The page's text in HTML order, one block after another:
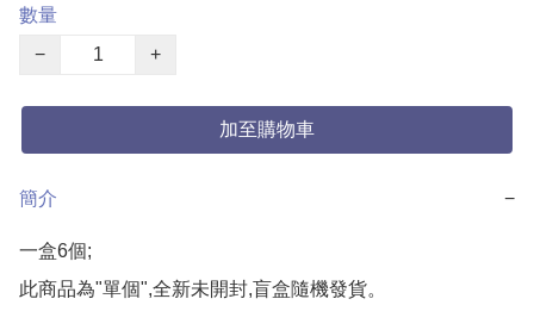
數量
−
+
加至購物車
簡介 −
一盒6個;
此商品為"單個",全新未開封,盲盒隨機發貨。